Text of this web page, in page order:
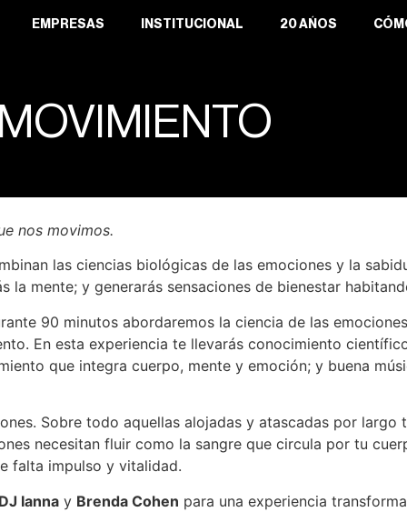
EMPRESAS INSTITUCIONAL 20 AÑOS
nos movimos.
las ciencias biológicas de las emociones y la
la mente; y generarás sensaciones de bienestar
90 minutos abordaremos la ciencia de las
En esta experiencia te llevarás conocimiento
que integra cuerpo, mente y emoción; y buena
Sobre todo aquellas alojadas y atascadas por largo
necesitan fluir como la sangre que circula por tu
falta impulso y vitalidad.
Ianna y Brenda Cohen para una experiencia